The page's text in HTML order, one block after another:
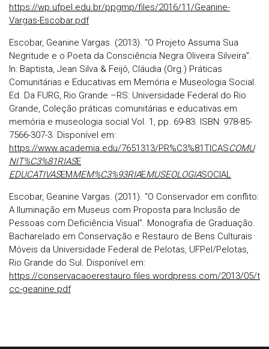
https://wp.ufpel.edu.br/ppgmp/files/2016/11/Geanine-
Vargas-Escobar.pdf
Escobar, Geanine Vargas. (2013). “O Projeto Assuma Sua
Negritude e o Poeta da Consciência Negra Oliveira Silveira”.
In: Baptista, Jean Silva & Feijó, Cláudia (Org.) Práticas
Comunitárias e Educativas em Memória e Museologia Social.
Ed. Da FURG, Rio Grande –RS: Universidade Federal do Rio
Grande, Coleção práticas comunitárias e educativas em
memória e museologia social Vol. 1, pp. 69-83. ISBN: 978-85-
7566-307-3. Disponível em:
https://www.academia.edu/7651313/PR%C3%81TICASCOMU
NIT%C3%81RIASE
EDUCATIVASEMMEM%C3%93RIAEMUSEOLOGIASOCIAL
Escobar, Geanine Vargas. (2011). “O Conservador em conflito:
A Iluminação em Museus com Proposta para Inclusão de
Pessoas com Deficiência Visual”. Monografia de Graduação.
Bacharelado em Conservação e Restauro de Bens Culturais
Móveis da Universidade Federal de Pelotas, UFPel/Pelotas,
Rio Grande do Sul. Disponível em:
https://conservacaoerestauro.files.wordpress.com/2013/05/t
cc-geanine.pdf